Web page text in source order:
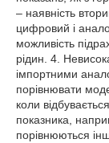
– наявність
цифровий і
можливість
рідин. 4.
імпортними
порівнювати
коли
показника,
порівнюються